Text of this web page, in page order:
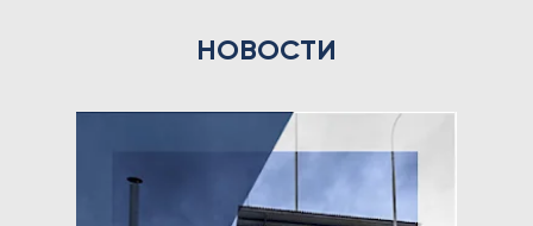
НОВОСТИ